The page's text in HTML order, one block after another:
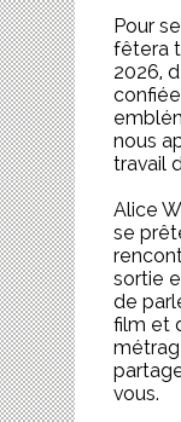
Pour
fêtera
2026,
nous
travail
Alice
se
sortie
de
film et
vous.